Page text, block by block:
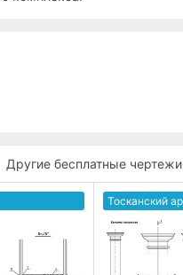
Другие бесплатные чертежи
Тосканский